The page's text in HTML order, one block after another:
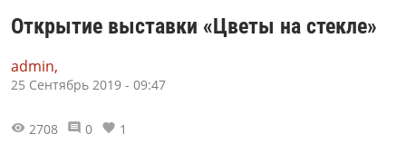
Открытие выставки «Цветы на стекле»
admin,
25 Сентябрь 2019 - 09:47
2708 0 1